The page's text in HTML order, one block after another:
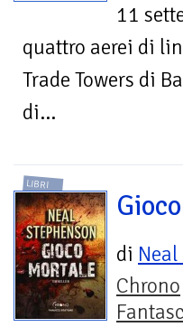
11
quattro aerei di
Trade Towers di
di...
LIBRI
di
Chrono